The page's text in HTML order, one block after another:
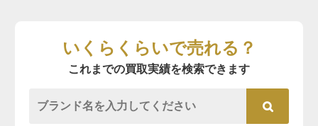
いくらくらいで売れる？
これまでの買取実績を検索できます